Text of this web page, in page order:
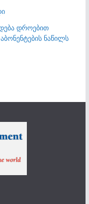
დროებით
ნაწილს